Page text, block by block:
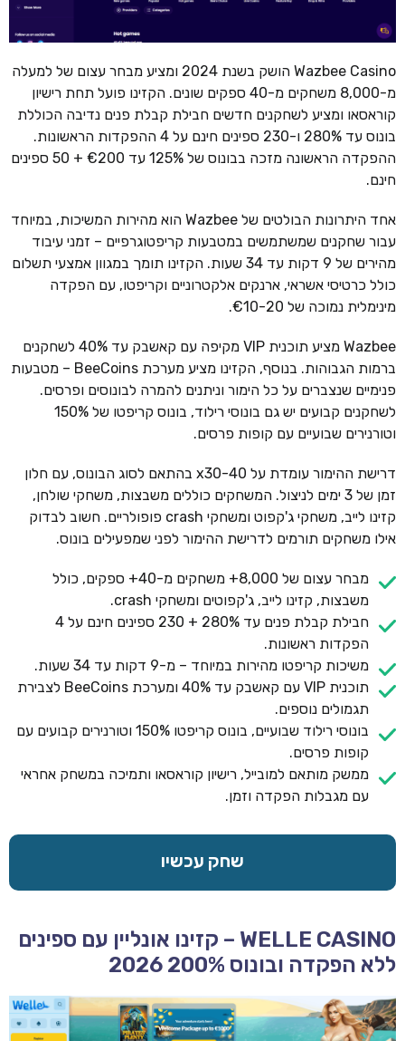
Wazbee Casino הושק בשנת 2024 ומציע מבחר עצום של למעלה
מ-8,000 משחקים מ-40 ספקים שונים. הקזינו פועל תחת רישיון
קוראסאו ומציע לשחקנים חדשים חבילת קבלת פנים נדיבה הכוללת
בונוס עד 280% ו-230 ספינים חינם על 4 ההפקדות הראשונות.
ההפקדה הראשונה מזכה בבונוס של 125% עד €200 + 50 ספינים
חינם.
אחד היתרונות הבולטים של Wazbee הוא מהירות המשיכות, במיוחד
עבור שחקנים שמשתמשים במטבעות קריפטוגרפיים – זמני עיבוד
מהירים של 9 דקות עד 34 שעות. הקזינו תומך במגוון אמצעי תשלום
כולל כרטיסי אשראי, ארנקים אלקטרוניים וקריפטו, עם הפקדה
מינימלית נמוכה של €10-20.
Wazbee מציע תוכנית VIP מקיפה עם קאשבק עד 40% לשחקנים
ברמות הגבוהות. בנוסף, הקזינו מציע מערכת BeeCoins – מטבעות
פנימיים שנצברים על כל הימור וניתנים להמרה לבונוסים ופרסים.
לשחקנים קבועים יש גם בונוסי רילוד, בונוס קריפטו של 150%
וטורנירים שבועיים עם קופות פרסים.
דרישת ההימור עומדת על x30-40 בהתאם לסוג הבונוס, עם חלון
זמן של 3 ימים לניצול. המשחקים כוללים משבצות, משחקי שולחן,
קזינו לייב, משחקי ג'קפוט ומשחקי crash פופולריים. חשוב לבדוק
אילו משחקים תורמים לדרישת ההימור לפני שמפעילים בונוס.
מבחר עצום של 8,000+ משחקים מ-40+ ספקים, כולל
משבצות, קזינו לייב, ג'קפוטים ומשחקי crash.
חבילת קבלת פנים עד 280% + 230 ספינים חינם על 4
הפקדות ראשונות.
משיכות קריפטו מהירות במיוחד – מ-9 דקות עד 34 שעות.
תוכנית VIP עם קאשבק עד 40% ומערכת BeeCoins לצבירת
תגמולים נוספים.
בונוסי רילוד שבועיים, בונוס קריפטו 150% וטורנירים קבועים עם
קופות פרסים.
ממשק מותאם למובייל, רישיון קוראסאו ותמיכה במשחק אחראי
עם מגבלות הפקדה וזמן.
שחק עכשיו
WELLE CASINO – קזינו אונליין עם ספינים
ללא הפקדה ובונוס 200% 2026